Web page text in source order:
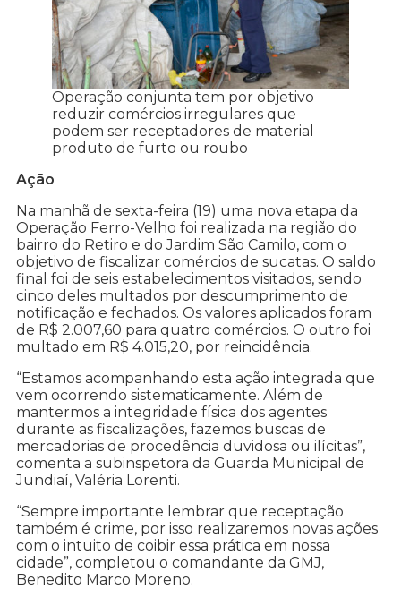
Operação conjunta tem por objetivo
reduzir comércios irregulares que
podem ser receptadores de material
produto de furto ou roubo
Ação
Na manhã de sexta-feira (19) uma nova etapa da
Operação Ferro-Velho foi realizada na região do
bairro do Retiro e do Jardim São Camilo, com o
objetivo de fiscalizar comércios de sucatas. O saldo
final foi de seis estabelecimentos visitados, sendo
cinco deles multados por descumprimento de
notificação e fechados. Os valores aplicados foram
de R$ 2.007,60 para quatro comércios. O outro foi
multado em R$ 4.015,20, por reincidência.
“Estamos acompanhando esta ação integrada que
vem ocorrendo sistematicamente. Além de
mantermos a integridade física dos agentes
durante as fiscalizações, fazemos buscas de
mercadorias de procedência duvidosa ou ilícitas”,
comenta a subinspetora da Guarda Municipal de
Jundiaí, Valéria Lorenti.
“Sempre importante lembrar que receptação
também é crime, por isso realizaremos novas ações
com o intuito de coibir essa prática em nossa
cidade”, completou o comandante da GMJ,
Benedito Marco Moreno.